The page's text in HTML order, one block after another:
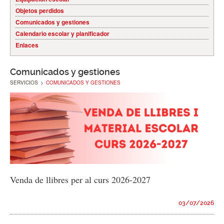
Objetos perdidos
Comunicados y gestiones
Calendario escolar y planificador
Enlaces
Comunicados y gestiones
SERVICIOS > COMUNICADOS Y GESTIONES
Venda de llibres per al curs 2026-2027
03/07/2026